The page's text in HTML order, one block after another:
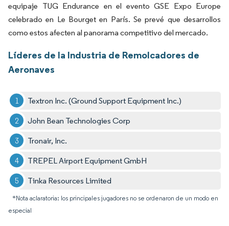
equipaje TUG Endurance en el evento GSE Expo Europe
celebrado en Le Bourget en París. Se prevé que desarrollos
como estos afecten al panorama competitivo del mercado.
Líderes de la Industria de Remolcadores de
Aeronaves
Textron Inc. (Ground Support Equipment Inc.)
John Bean Technologies Corp
Tronair, Inc.
TREPEL Airport Equipment GmbH
Tinka Resources Limited
*Nota aclaratoria: los principales jugadores no se ordenaron de un modo en
especial